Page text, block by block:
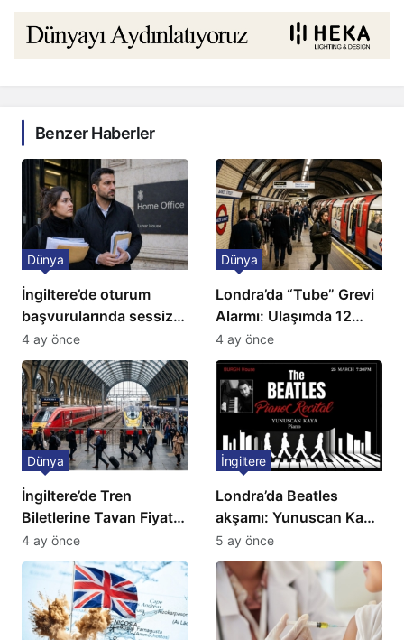
Benzer Haberler
İngiltere’de oturum
başvurularında sessiz
kriz: Büyükelçilikten
açıklama!
Dünya
4 ay önce
Londra’da “Tube” Grevi
Alarmı: Ulaşımda 12
Günlük Kaos Kapıda
Dünya
4 ay önce
İngiltere’de Tren
Biletlerine Tavan Fiyat:
Ulaşımda Yeni
Düzenleme
Dünya
4 ay önce
Londra’da Beatles
akşamı: Yunuscan Kaya
klasik yorumuyla
sahnede
İngiltere
5 ay önce